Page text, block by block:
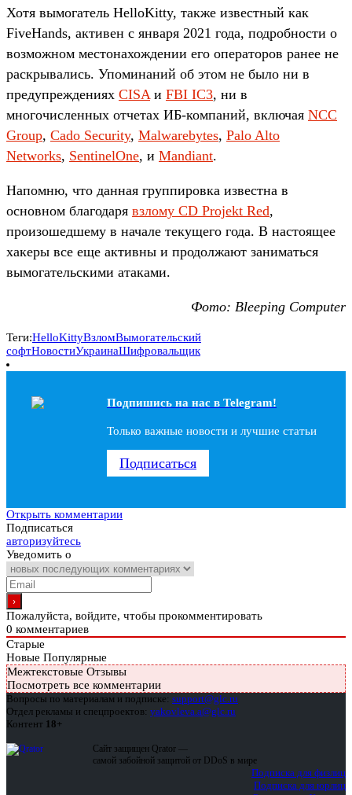
Хотя вымогатель HelloKitty, также известный как
FiveHands, активен с января 2021 года, подробности о
возможном местонахождении его операторов ранее не
раскрывались. Упоминаний об этом не было ни в
предупреждениях CISA и FBI IC3, ни в
многочисленных отчетах ИБ-компаний, включая NCC
Group, Cado Security, Malwarebytes, Palo Alto
Networks, SentinelOne, и Mandiant.
Напомню, что данная группировка известна в
основном благодаря взлому CD Projekt Red,
произошедшему в начале текущего года. В настоящее
хакеры все еще активны и продолжают заниматься
вымогательскими атаками.
Фото: Bleeping Computer
Теги:HelloKittyВзломВымогательский
софтНовостиУкраинаШифровальщик
Подпишись на наc в Telegram!
Только важные новости и лучшие статьи
Подписаться
Открыть комментарии
Подписаться
авторизуйтесь
Уведомить о
Пожалуйста, войдите, чтобы прокомментировать
0 комментариев
Старые
Новые Популярные
Межтекстовые Отзывы
Посмотреть все комментарии
Вопросы по материалам и подписке: support@glc.ru
Отдел рекламы и спецпроектов: yakovleva.a@glc.ru
Контент 18+
Сайт защищен Qrator —
самой забойной защитой от DDoS в мире
Подписка для физлиц
Подписка для юрлиц